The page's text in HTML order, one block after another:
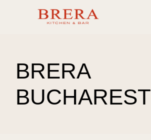
BRERA
BUCHAREST